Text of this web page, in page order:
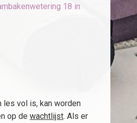
18 in
les vol is, kan worden
op de wachtlijst. Als er